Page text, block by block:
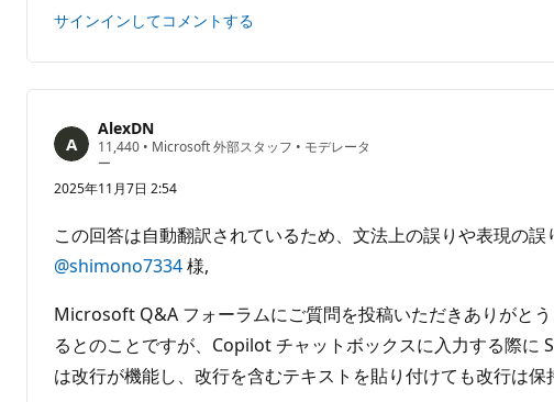
答
の
コ
ト
を
示
る
ト
サインインしてコメントする
AlexDN
11,440 評
の
ポ
ン
ト
• Microsoft 外部スタッフ • モデレータ
ー
2025年11月7日 2:54
この回答は自動翻訳されているため、文法上の誤りや表現の
@shimono7334様,
Microsoft Q&A フォーラムにご質問を投稿いただきありがと
るとのことですが、Copilot チャットボックスに入力する際
は改行が機能し、改行を含むテキストを貼り付けても改行は保